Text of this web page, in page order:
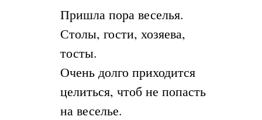
Пришла пора веселья.
Столы, гости, хозяева,
тосты.
Очень долго приходится
целиться, чтоб не попасть
на веселье.